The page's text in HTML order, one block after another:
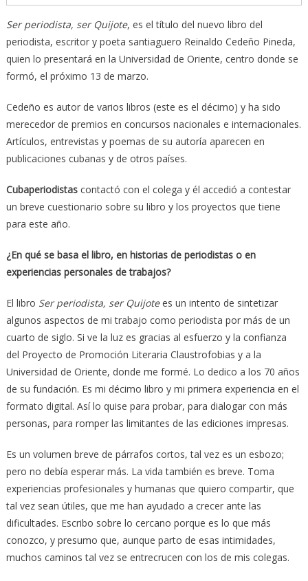
Ser periodista, ser Quijote, es el título del nuevo libro del
periodista, escritor y poeta santiaguero Reinaldo Cedeño Pineda,
quien lo presentará en la Universidad de Oriente, centro donde se
formó, el próximo 13 de marzo.
Cedeño es autor de varios libros (este es el décimo) y ha sido
merecedor de premios en concursos nacionales e internacionales.
Artículos, entrevistas y poemas de su autoría aparecen en
publicaciones cubanas y de otros países.
Cubaperiodistascontactó con el colega y él accedió a contestar
un breve cuestionario sobre su libro y los proyectos que tiene
para este año.
¿En qué se basa el libro, en historias de periodistas o en
experiencias personales de trabajos?
El libro Ser periodista, ser Quijotees un intento de sintetizar
algunos aspectos de mi trabajo como periodista por más de un
cuarto de siglo. Si ve la luz es gracias al esfuerzo y la confianza
del Proyecto de Promoción Literaria Claustrofobias y a la
Universidad de Oriente, donde me formé. Lo dedico a los 70 años
de su fundación. Es mi décimo libro y mi primera experiencia en el
formato digital. Así lo quise para probar, para dialogar con más
personas, para romper las limitantes de las ediciones impresas.
Es un volumen breve de párrafos cortos, tal vez es un esbozo;
pero no debía esperar más. La vida también es breve. Toma
experiencias profesionales y humanas que quiero compartir, que
tal vez sean útiles, que me han ayudado a crecer ante las
dificultades. Escribo sobre lo cercano porque es lo que más
conozco, y presumo que, aunque parto de esas intimidades,
muchos caminos tal vez se entrecrucen con los de mis colegas.